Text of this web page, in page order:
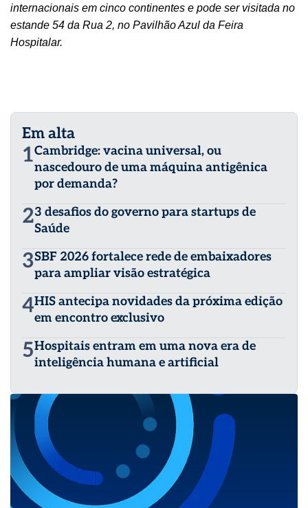
internacionais em cinco continentes e pode ser visitada no
estande 54 da Rua 2, no Pavilhão Azul da Feira
Hospitalar.
Em alta
1Cambridge: vacina universal, ou
nascedouro de uma máquina antigênica
por demanda?
23 desafios do governo para startups de
Saúde
3SBF 2026 fortalece rede de embaixadores
para ampliar visão estratégica
4HIS antecipa novidades da próxima edição
em encontro exclusivo
5Hospitais entram em uma nova era de
inteligência humana e artificial